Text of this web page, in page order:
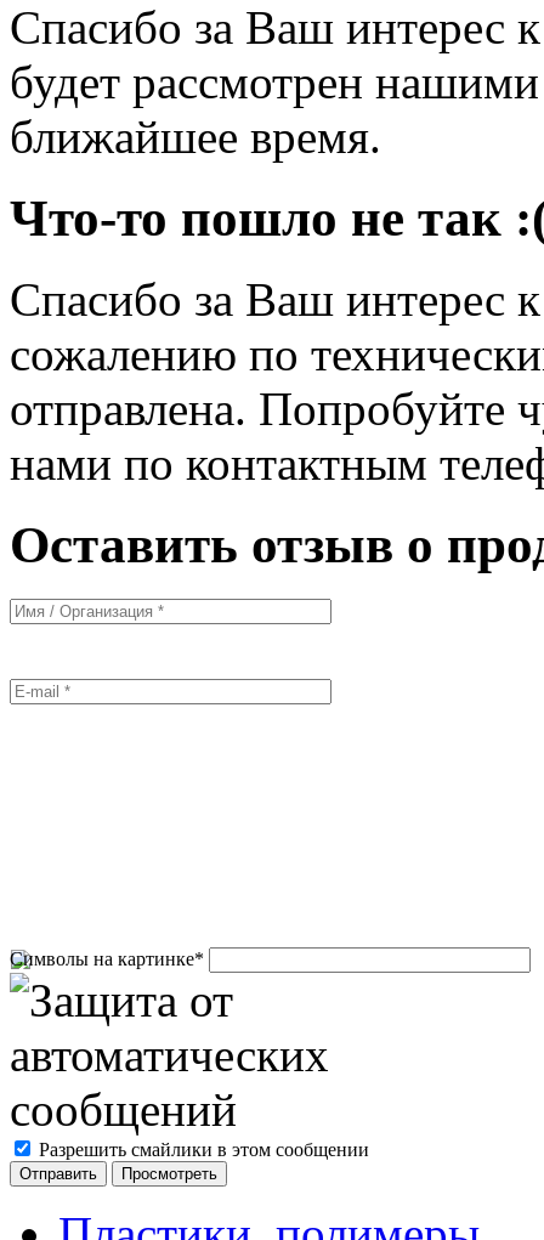
Спасибо за Ваш интерес
будет рассмотрен
ближайшее время.
Что-то пошло не так
Спасибо за Ваш интерес
сожалению по
отправлена. Попробуйте
нами по контактным
Оставить отзыв о
Символы на картинке*
Разрешить смайлики в этом сообщении